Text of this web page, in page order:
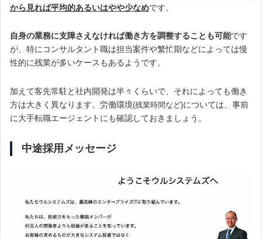
から見れば平均的あるいはやや少なめです。
自身の業務に支障さえなければ働き方を調整することも可能です
が、特にコンサルタント職は担当案件や繁忙期などによっては慢
性的に残業が多いケースもあるようです。
加えて客先常駐と社内開発は半々くらいで、それによっても働き
方は大きく異なります。 労働環境(残業時間など)については、事前
に大手転職エージェントにも確認しておきましょう。
中途採用メッセージ